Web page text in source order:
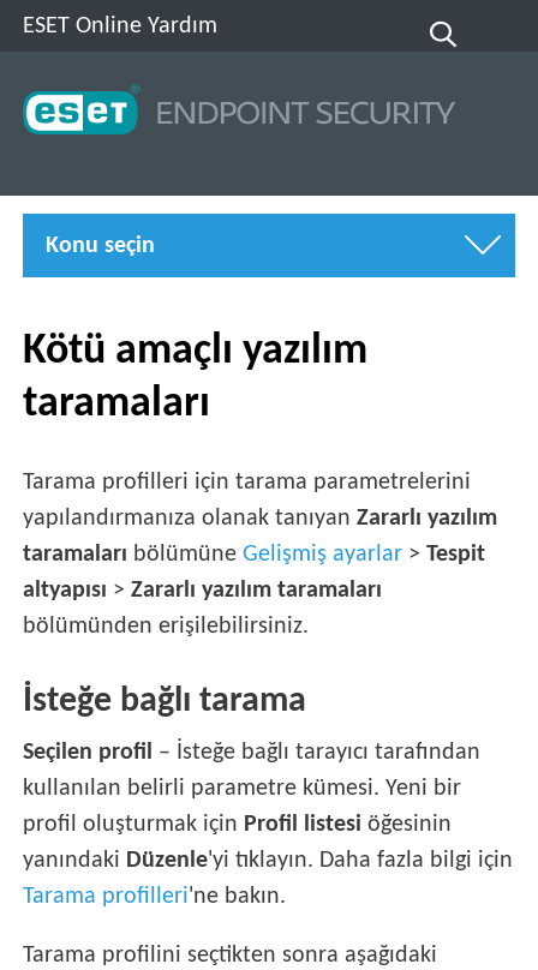
ESET Online Yardım
Konu seçin
Kötü amaçlı yazılım
taramaları
Tarama profilleri için tarama parametrelerini
yapılandırmanıza olanak tanıyanZararlı yazılım
taramaları bölümüneGelişmiş ayarlar >Tespit
altyapısı >Zararlı yazılım taramaları
bölümünden erişilebilirsiniz.
İsteğe bağlı tarama
Seçilen profil – İsteğe bağlı tarayıcı tarafından
kullanılan belirli parametre kümesi. Yeni bir
profil oluşturmak için Profil listesi öğesinin
yanındaki Düzenle'yi tıklayın. Daha fazla bilgi için
Tarama profilleri'ne bakın.
Tarama profilini seçtikten sonra aşağıdaki